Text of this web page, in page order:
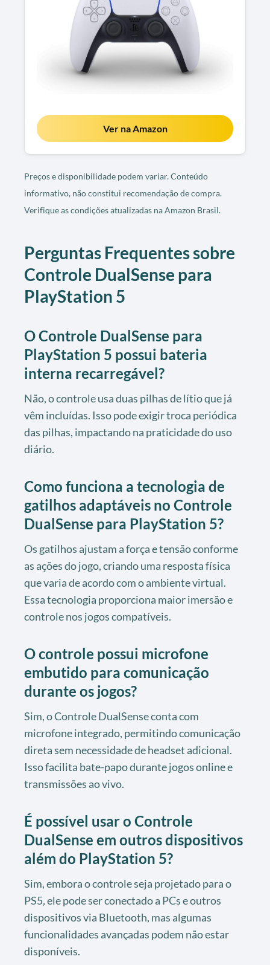
Ver na Amazon
Preços e disponibilidade podem variar. Conteúdo
informativo, não constitui recomendação de compra.
Verifique as condições atualizadas na Amazon Brasil.
Perguntas Frequentes sobre
Controle DualSense para
PlayStation 5
O Controle DualSense para
PlayStation 5 possui bateria
interna recarregável?
Não, o controle usa duas pilhas de lítio que já
vêm incluídas. Isso pode exigir troca periódica
das pilhas, impactando na praticidade do uso
diário.
Como funciona a tecnologia de
gatilhos adaptáveis no Controle
DualSense para PlayStation 5?
Os gatilhos ajustam a força e tensão conforme
as ações do jogo, criando uma resposta física
que varia de acordo com o ambiente virtual.
Essa tecnologia proporciona maior imersão e
controle nos jogos compatíveis.
O controle possui microfone
embutido para comunicação
durante os jogos?
Sim, o Controle DualSense conta com
microfone integrado, permitindo comunicação
direta sem necessidade de headset adicional.
Isso facilita bate-papo durante jogos online e
transmissões ao vivo.
É possível usar o Controle
DualSense em outros dispositivos
além do PlayStation 5?
Sim, embora o controle seja projetado para o
PS5, ele pode ser conectado a PCs e outros
dispositivos via Bluetooth, mas algumas
funcionalidades avançadas podem não estar
disponíveis.